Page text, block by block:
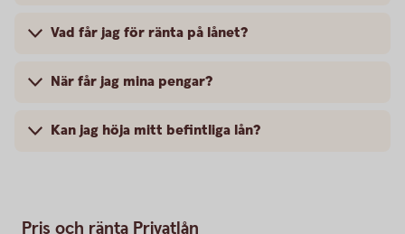
Vad får jag för ränta på lånet?
När får jag mina pengar?
Kan jag höja mitt befintliga lån?
Pris och ränta Privatlån